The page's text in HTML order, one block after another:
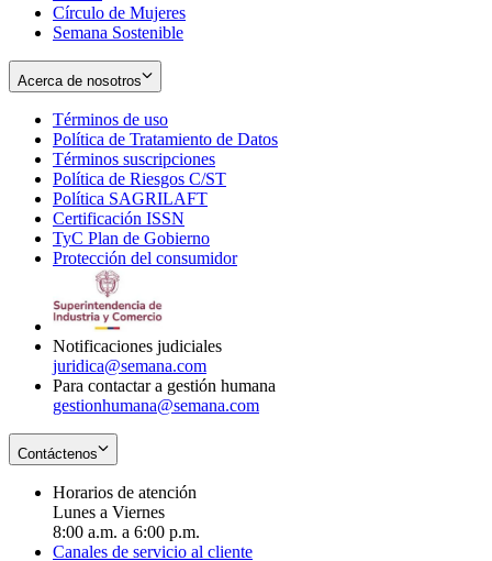
Círculo de Mujeres
Semana Sostenible
Acerca de nosotros
Términos de uso
in
new
window
Política de Tratamiento de Datos
Términos suscripciones
in
Política de Riesgos C/ST
Política SAGRILAFT
new
window
Certificación ISSN
in
new
TyC Plan de Gobierno
in
Protección del consumidorOpens
Notificaciones judiciales
juridica@semana.com
Para contactar a gestión humana
gestionhumana@semana.com
Contáctenos
Horarios de atención
Lunes a Viernes
8:00 a.m. a 6:00 p.m.
Canales de servicio al cliente